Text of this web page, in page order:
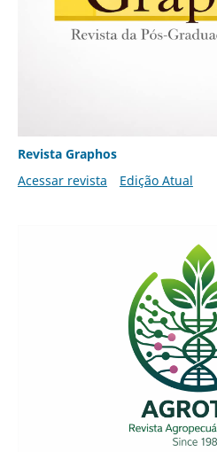
Revista Graphos
Acessar revista
Edição Atual